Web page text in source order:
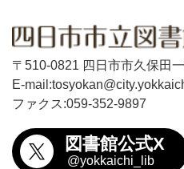
〒510-0821 四日市市久保田
E-
ファクス:059-352-9897
図書館公式X
@yokkaichi_lib